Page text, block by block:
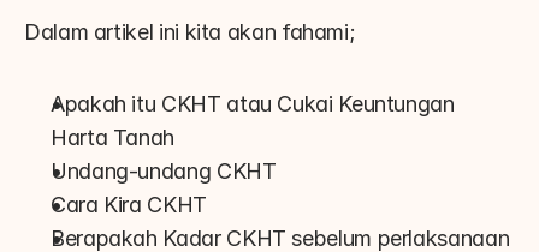
Dalam artikel ini kita akan fahami;
Apakah itu CKHT atau Cukai Keuntungan
Harta Tanah
Undang-undang CKHT
Cara Kira CKHT
Berapakah Kadar CKHT sebelum perlaksanaan